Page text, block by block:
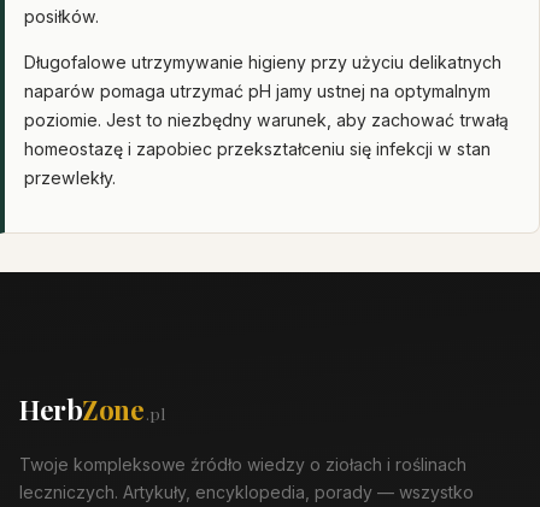
posiłków.
Długofalowe utrzymywanie higieny przy użyciu delikatnych
naparów pomaga utrzymać pH jamy ustnej na optymalnym
poziomie. Jest to niezbędny warunek, aby zachować trwałą
homeostazę i zapobiec przekształceniu się infekcji w stan
przewlekły.
HerbZone.pl
Twoje kompleksowe źródło wiedzy o ziołach i roślinach
leczniczych. Artykuły, encyklopedia, porady — wszystko